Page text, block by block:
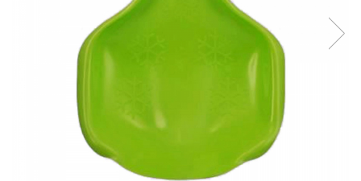
16" (varsta 4-6 ani)
14" (varsta 3-5 ani)
12" (varsta 2-4 ani)
ALTE ACCESORII
SUPORTI/STANDURI
SCAUNE COPII
COMPONENTE
ANVELOPE SI CAMERE
CADRE SI PIESE
INCALTAMINTE
HUSE PANTOFI
PANTOFI CASUAL
PANTOFI CICLISM
PROSOAPE FITNESS/YOGA
BANDAJE/PROTECTII/RECUPERARE